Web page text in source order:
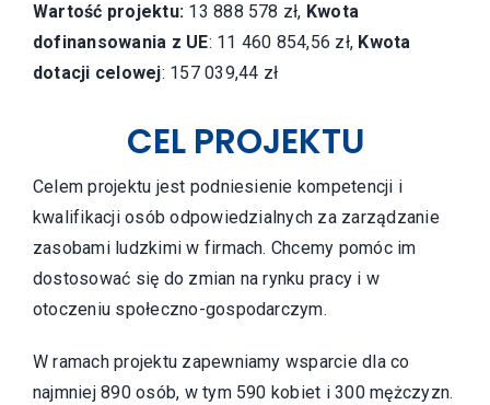
Wartość projektu: 13 888 578 zł, Kwota
dofinansowania z UE: 11 460 854,56 zł, Kwota
dotacji celowej: 157 039,44 zł
CEL PROJEKTU
Celem projektu jest podniesienie kompetencji i
kwalifikacji osób odpowiedzialnych za zarządzanie
zasobami ludzkimi w firmach. Chcemy pomóc im
dostosować się do zmian na rynku pracy i w
otoczeniu społeczno-gospodarczym.
W ramach projektu zapewniamy wsparcie dla co
najmniej 890 osób, w tym 590 kobiet i 300 mężczyzn.